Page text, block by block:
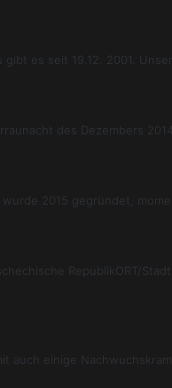
es seit 19.12. 2001.
des Dezembers
2015 gegründet,
RepublikORT/
auch einige